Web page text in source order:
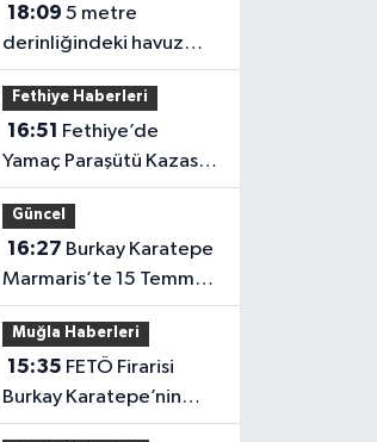
18:09
derinliğindeki havuz
makina dairesine düştü
Fethiye Haberleri
16:51
Yamaç Paraşütü Kazası:
Pilot ve İngiliz Turist
Yaralandı
Güncel
16:27
Marmaris’te 15 Temmuz
güzergâhını gösteriyor
Muğla Haberleri
15:35
Burkay Karatepe’nin
Ablası Gözaltına Alındı